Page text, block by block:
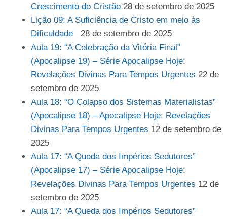
Crescimento do Cristão 28 de setembro de 2025
Lição 09: A Suficiência de Cristo em meio às
Dificuldade
28 de setembro de 2025
Aula 19: “A Celebração da Vitória Final”
(Apocalipse 19) – Série Apocalipse Hoje:
Revelações Divinas Para Tempos Urgentes 22 de
setembro de 2025
Aula 18: “O Colapso dos Sistemas Materialistas”
(Apocalipse 18) – Apocalipse Hoje: Revelações
Divinas Para Tempos Urgentes 12 de setembro de
2025
Aula 17: “A Queda dos Impérios Sedutores”
(Apocalipse 17) – Série Apocalipse Hoje:
Revelações Divinas Para Tempos Urgentes 12 de
setembro de 2025
Aula 17: “A Queda dos Impérios Sedutores”